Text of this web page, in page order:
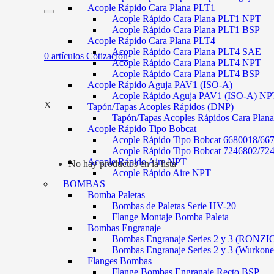
0 artículos Cotización
X
No hay productos en la lista
Acople Rápido Cara Plana PLT1
Acople Rápido Cara Plana PLT1 NPT
Acople Rápido Cara Plana PLT1 BSP
Acople Rápido Cara Plana PLT4
Acople Rápido Cara Plana PLT4 SAE
Acople Rápido Cara Plana PLT4 NPT
Acople Rápido Cara Plana PLT4 BSP
Acople Rápido Aguja PAV1 (ISO-A)
Acople Rápido Aguja PAV1 (ISO-A)
Tapón/Tapas Acoples Rápidos (DNP)
Tapón/Tapas Acoples Rápidos Cara
Acople Rápido Tipo Bobcat
Acople Rápido Tipo Bobcat 6680018/
Acople Rápido Tipo Bobcat 7246802/
Acople Rápido Aire NPT
Acople Rápido Aire NPT
BOMBAS
Bomba Paletas
Bombas de Paletas Serie HV-20
Flange Montaje Bomba Paleta
Bombas Engranaje
Bombas Engranaje Series 2 y 3
Bombas Engranaje Series 2 y 3
Flanges Bombas
Flange Bombas Engranaje Recto BSP